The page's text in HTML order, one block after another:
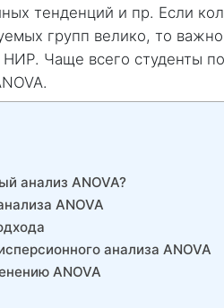
тенденций и пр. Если
групп велико, то
Чаще всего студенты
анализ ANOVA?
ANOVA
анализа ANOVA
ANOVA